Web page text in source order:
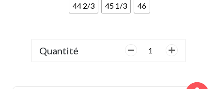
44 2/3
45 1/3 46
Quantité
quantité